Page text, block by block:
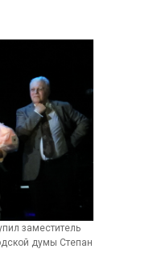
заместитель
думы Степан